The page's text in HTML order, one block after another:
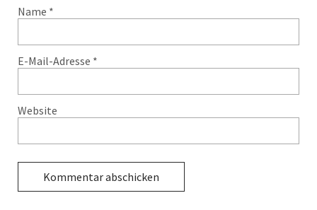
Name *
E-Mail-Adresse *
Website